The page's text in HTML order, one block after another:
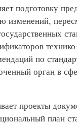
подготовку
изменений,
по
орган в
проекты
план